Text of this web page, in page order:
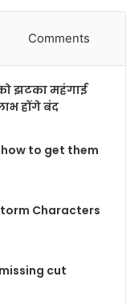
Comments
झटका महंगाई
होंगे बंद
to get them
Characters
cut